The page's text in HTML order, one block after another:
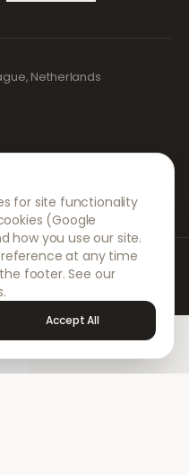
Netherlands
läkare, apotek och erfaren
dina recept hanteras säkert
oberoende receptförskrivare
partnerapotek ansvarar för
for site functionality
(Google
how you use our site.
at any time
footer. See our
Accept All
Sign in